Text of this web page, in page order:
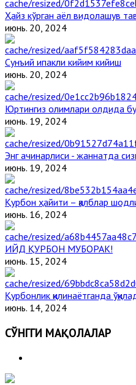
Ҳайз кўрган аёл видолашув
июнь. 20, 2024
Сунъий ипакли кийим кийиш
июнь. 20, 2024
Юртингиз олимлари олдида
июнь. 19, 2024
Энг ачинарлиси - жаннатда
июнь. 19, 2024
Қурбон ҳайити – қалблар
июнь. 16, 2024
ИЙД ҚУРБОН МУБОРАК!
июнь. 15, 2024
Қурбонлик қилинаётганда
июнь. 14, 2024
СЎНГГИ МАҚОЛАЛАР